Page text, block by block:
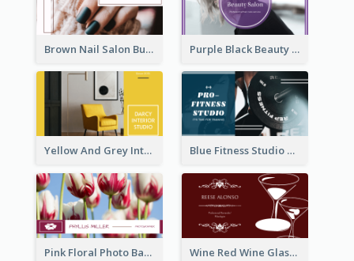
Brown Nail Salon Business Card Purple Black Beauty Salon Business Card
Yellow And Grey Interior Studio Business Card Blue Fitness Studio Business Card
Pink Floral Photo Background Photographer Business Card Wine Red Wine Glass Bartender Business Card